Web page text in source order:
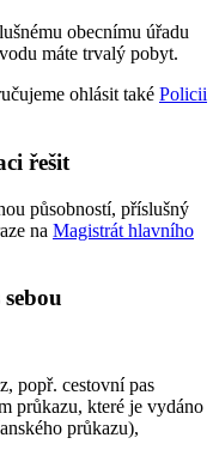
obecnímu úřadu
máte trvalý pobyt.
ohlásit také Policii
řešit
působností, příslušný
na Magistrát hlavního
popř. cestovní pas
průkazu, které je vydáno
průkazu),